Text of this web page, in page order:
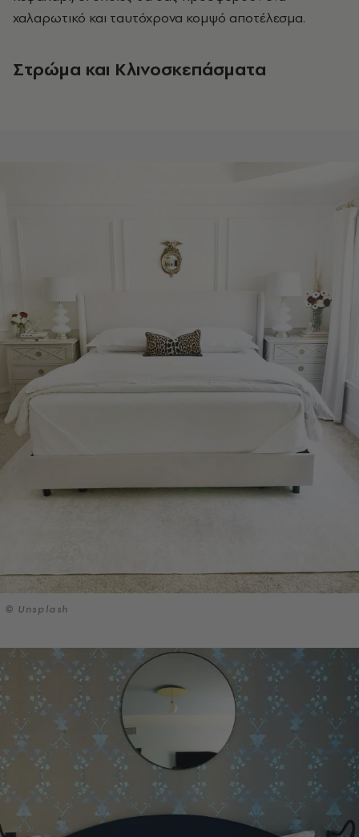
χαλαρωτικό και ταυτόχρονα κομψό αποτέλεσμα.
Στρώμα και Κλινοσκεπάσματα
© Unsplash